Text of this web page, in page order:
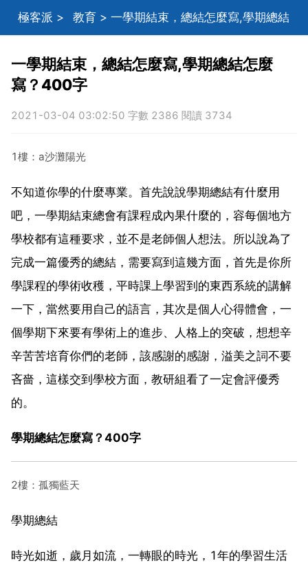
極客派 > 教育 > 一學期結束，總結怎麼寫,學期總結
一學期結束，總結怎麼寫,學期總結怎麼
寫？400字
2021-03-04 03:02:50 字數 2386 閱讀 3734
1樓：a沙灘陽光
不知道你學的什麼專業。首先說說學期總結有什麼用
吧，一學期結束總會有課程成內果什麼的，容每個地方
學校都有這種要求，並不是老師個人想法。所以說為了
完成一篇優秀的總結，需要寫到這幾方面，首先是你所
學課程的學術收穫，平時課上學習到的東西系統的講解
一下，當然要用自己的語言，其次是個人心得體會，一
個學期下來要有學術上的進步、人格上的突破，想想辛
辛苦苦培育你們的老師，該感謝的感謝，溢美之詞不要
吝嗇，這樣交到學校方面，教研組看了一定會評優秀
的。
學期總結怎麼寫？400字
2樓：孤獨藍天
學期總結
時光如逝，歲月如流，一轉眼的時光，1年的學習生活